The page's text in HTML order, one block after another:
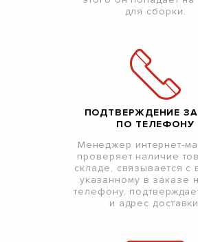
для сборки.
ПОДТВЕРЖДЕНИЕ
ПО ТЕЛЕФОНУ
Менеджер интернет-
проверяет наличие
складе, связывается с
указанному в заказе
телефону,
и адрес